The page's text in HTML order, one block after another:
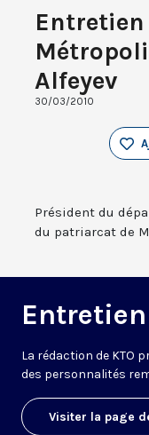
Entretien
Alfeyev
30/03/2010
Président du
du patriarcat de
Entretien
La rédaction de KTO
des personnalités
Visiter la page